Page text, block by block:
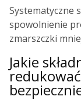
Systematyczne
spowolnienie
zmarszczki
Jakie